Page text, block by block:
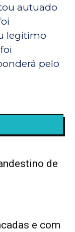
autuado
legítimo
pelo
de
e com